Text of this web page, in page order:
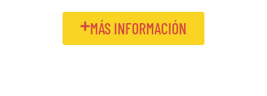
MÁS INFORMACIÓN